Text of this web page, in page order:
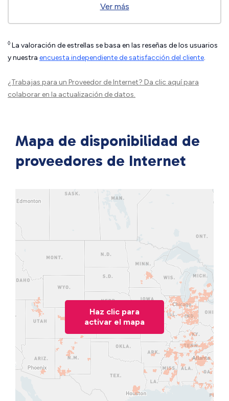
Ver más
◊ La valoración de estrellas se basa en las reseñas de los usuarios
y nuestra encuesta independiente de satisfacción del cliente.
¿Trabajas para un Proveedor de Internet? Da clic aquípara
colaborar en la actualización de datos.
Mapa de disponibilidad de
proveedores de Internet
Haz clic para
activar el mapa